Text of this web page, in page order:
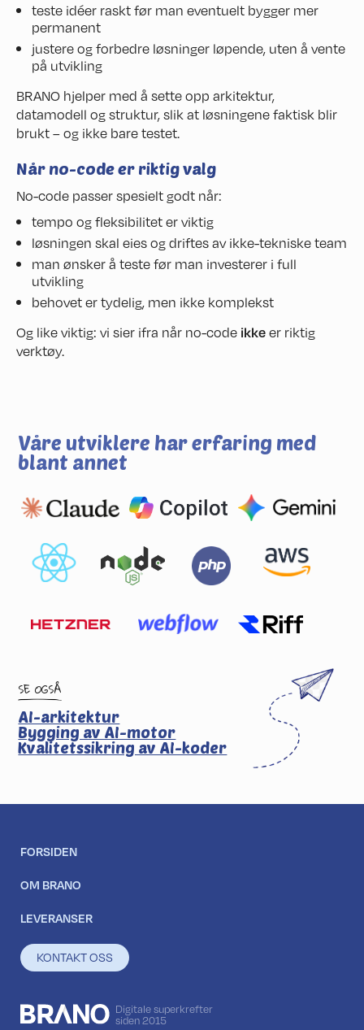
teste idéer raskt før man eventuelt bygger mer
permanent
justere og forbedre løsninger løpende, uten å vente
på utvikling
BRANO hjelper med å sette opp arkitektur,
datamodell og struktur, slik at løsningene faktisk blir
brukt – og ikke bare testet.
Når no-code er riktig valg
No-code passer spesielt godt når:
tempo og fleksibilitet er viktig
løsningen skal eies og driftes av ikke-tekniske team
man ønsker å teste før man investerer i full
utvikling
behovet er tydelig, men ikke komplekst
Og like viktig: vi sier ifra når no-code ikkeer riktig
verktøy.
Våre utviklere har erfaring med
blant annet
SE OGSÅ
AI-arkitektur
Bygging av AI-motor
Kvalitets­sikring av AI-koder
FORSIDEN
OM BRANO
LEVERANSER
KONTAKT OSS
Digitale superkrefter
siden 2015